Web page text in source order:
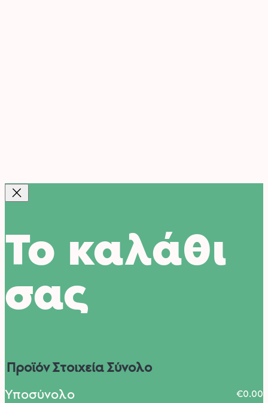
Το καλάθι
σας
ΠροϊόνΣτοιχείαΣύνολο
Υποσύνολο
€0.00